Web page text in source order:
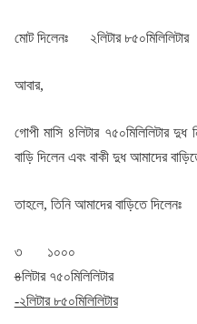
মোট দিলেনঃ ২লিটার ৮৫০মিলিলিটার
আবার,
গোপী মাসি ৪লিটার ৭৫০মিলিলিটার দুধ
বাড়ি দিলেন এবং বাকী দুধ আমাদের
তাহলে, তিনি আমাদের বাড়িতে দিলেনঃ
৩ ১০০০
৪লিটার ৭৫০মিলিলিটার
-২লিটার ৮৫০মিলিলিটার